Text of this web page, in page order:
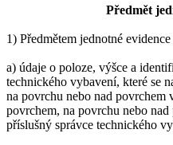
Předmět
1) Předmětem jednotné evidence
a) údaje o poloze, výšce a
technického vybavení, které se
na povrchu nebo nad povrchem
povrchem, na povrchu nebo
příslušný správce technického